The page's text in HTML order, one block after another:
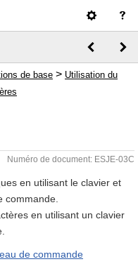
de base > Utilisation du
Numéro de document: ESJE-03C
en utilisant le clavier et
commande.
en utilisant un clavier
de commande